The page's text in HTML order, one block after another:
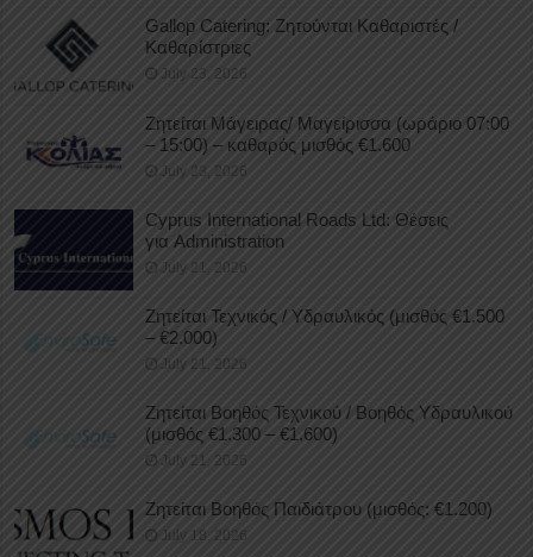
Gallop Catering: Ζητούνται Καθαριστές /
Καθαρίστριες
July 23, 2026
Ζητείται Μάγειρας/ Μαγείρισσα (ωράριο 07:00
– 15:00) – καθαρός μισθός €1.600
July 23, 2026
Cyprus International Roads Ltd: Θέσεις
για Administration
July 21, 2026
Ζητείται Τεχνικός / Υδραυλικός (μισθός €1.500
– €2.000)
July 21, 2026
Ζητείται Βοηθός Τεχνικού / Βοηθός Υδραυλικού
(μισθός €1.300 – €1.600)
July 21, 2026
Ζητείται Βοηθός Παιδιάτρου (μισθός: €1.200)
July 18, 2026